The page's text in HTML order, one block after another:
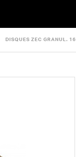
DISQUES ZEC GRANUL. 16